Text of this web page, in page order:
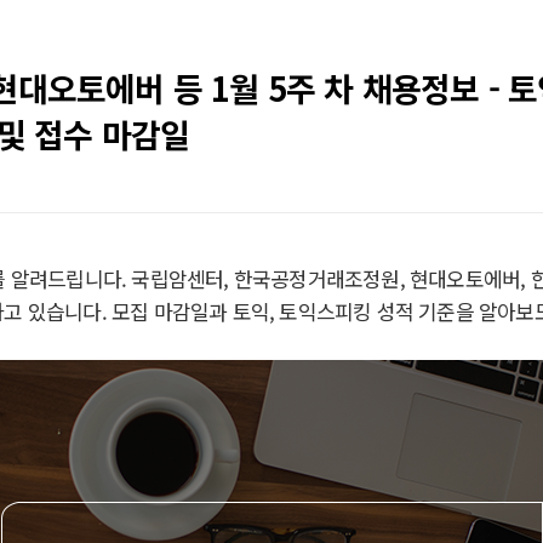
대오토에버 등 1월 5주 차 채용정보 -
접수 마감일
알려드립니다. 국립암센터, 한국공정거래조정원, 현대오토에버,
있습니다. 모집 마감일과 토익, 토익스피킹 성적 기준을 알아